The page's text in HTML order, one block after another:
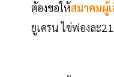
ต้องขอให้สมาคมผู้
ยูเครน​ ไข่ฟองละ